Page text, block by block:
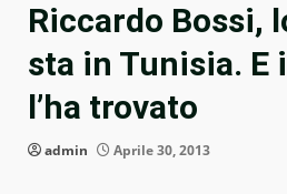
Riccardo Bossi,
sta in Tunisia. E
l’ha trovato
admin Aprile 30, 2013